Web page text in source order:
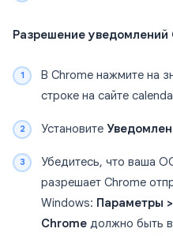
Разрешение уведомлений
В Chrome нажмите на
строке на сайте
Установите
Убедитесь, что ваша
разрешает Chrome
Windows: Параметры
Chrome должно быть